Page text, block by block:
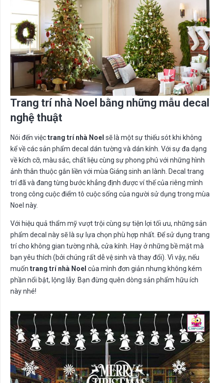
Trang trí nhà Noel bằng những mẫu decal
nghệ thuật
Nói đến việctrang trí nhà Noel sẽ là một sự thiếu sót khi không
kể về các sản phẩm decal dán tường và dán kính. Với sự đa dạng
về kích cỡ, màu sắc, chất liệu cùng sự phong phú với những hình
ảnh thân thuộc gắn liền với mùa Giáng sinh an lành. Decal trang
trí đã và đang từng bước khẳng định được ví thế của riêng mình
trong công cuộc điểm tô cuộc sống của người sử dụng trong mùa
Noel này.
Với hiệu quả thẩm mỹ vượt trội cùng sự tiện lợi tối ưu, những sản
phẩm decal này sẽ là sự lựa chọn phù hợp nhất. Để sử dụng trang
trí cho không gian tường nhà, cửa kính. Hay ở những bề mặt mà
bạn yêu thích (bởi chúng rất dễ vệ sinh và thay đổi). Vì vậy, nếu
muốn trang trí nhà Noel của mình đơn giản nhưng không kém
phần nổi bật, lộng lẫy. Bạn đừng quên dòng sản phẩm hữu ích
này nhé!